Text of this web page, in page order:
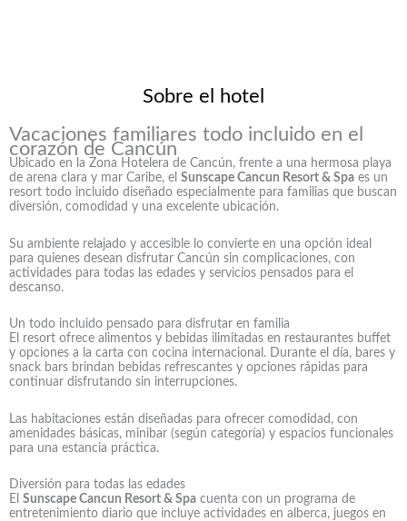
Sobre el hotel
Vacaciones familiares todo incluido en el
corazón de Cancún
Ubicado en la Zona Hotelera de Cancún, frente a una hermosa playa
de arena clara y mar Caribe, el Sunscape Cancun Resort & Spa es un
resort todo incluido diseñado especialmente para familias que buscan
diversión, comodidad y una excelente ubicación.
Su ambiente relajado y accesible lo convierte en una opción ideal
para quienes desean disfrutar Cancún sin complicaciones, con
actividades para todas las edades y servicios pensados para el
descanso.
Un todo incluido pensado para disfrutar en familia
El resort ofrece alimentos y bebidas ilimitadas en restaurantes buffet
y opciones a la carta con cocina internacional. Durante el día, bares y
snack bars brindan bebidas refrescantes y opciones rápidas para
continuar disfrutando sin interrupciones.
Las habitaciones están diseñadas para ofrecer comodidad, con
amenidades básicas, minibar (según categoría) y espacios funcionales
para una estancia práctica.
Diversión para todas las edades
El Sunscape Cancun Resort & Spa cuenta con un programa de
entretenimiento diario que incluye actividades en alberca, juegos en